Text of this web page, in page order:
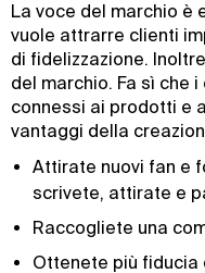
La voce del marchio è
vuole attrarre clienti
di fidelizzazione.
del marchio. Fa sì che
connessi ai prodotti e
vantaggi della
Attirate nuovi fan e
scrivete, attirate e
Raccogliete una
Ottenete più fiducia